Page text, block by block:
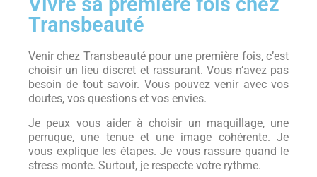
Transbeauté
Venir chez Transbeauté pour une première fois, c’est
choisir un lieu discret et rassurant. Vous n’avez pas
besoin de tout savoir. Vous pouvez venir avec vos
doutes, vos questions et vos envies.
Je peux vous aider à choisir un maquillage, une
perruque, une tenue et une image cohérente. Je
vous explique les étapes. Je vous rassure quand le
stress monte. Surtout, je respecte votre rythme.